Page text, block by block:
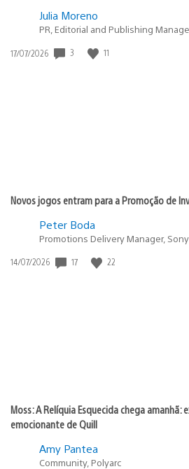
Julia Moreno
PR, Editorial and Publishing
Data
17/07/2026 3 11
Novos jogos entram para a Promoção de
Peter Boda
Promotions Delivery Manager,
Data
14/07/2026 17 22
Moss: A Relíquia Esquecida chega amanhã:
emocionante de Quill
Amy Pantea
Community, Polyarc